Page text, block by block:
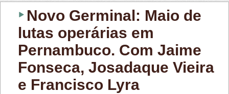
Novo Germinal: Maio de
lutas operárias em
Pernambuco. Com Jaime
Fonseca, Josadaque Vieira
e Francisco Lyra